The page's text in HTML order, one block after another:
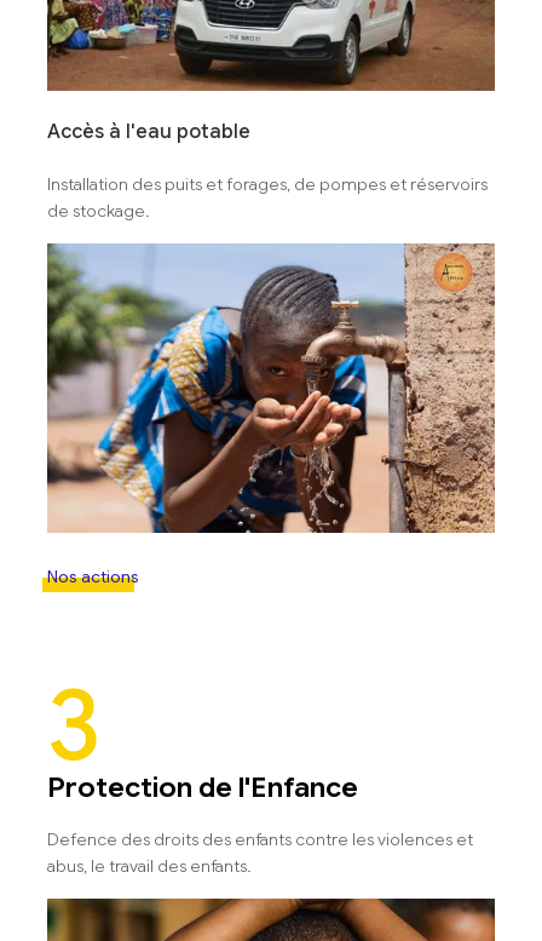
Accès à l'eau potable
Installation des puits et forages, de pompes et réservoirs
de stockage.
Nos actions
3
Protection de l'Enfance
Defence des droits des enfants contre les violences et
abus, le travail des enfants.